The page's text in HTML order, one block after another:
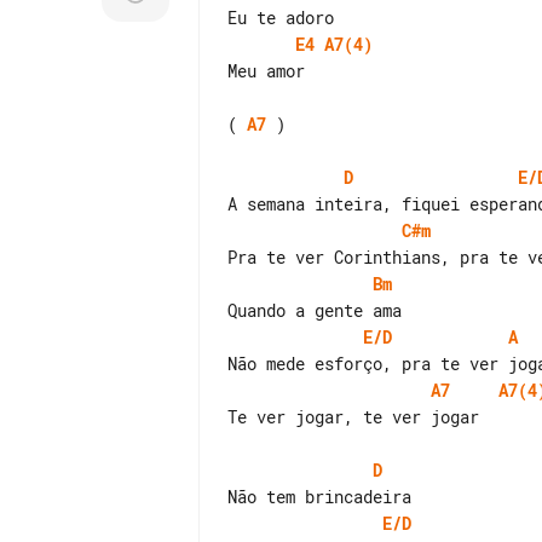
E4 A7(4)
Meu amor
( A7 )
D
E/
C#m
Bm
E/D
A
A7
Te ver jogar, te ver jogar
D
E/D